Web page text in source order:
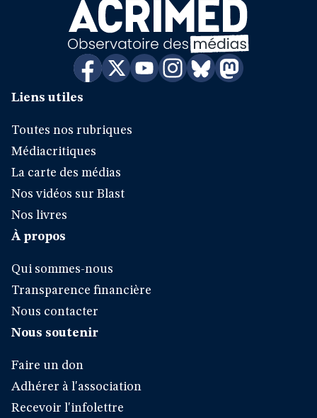
Liens utiles
Toutes nos rubriques
Médiacritiques
La carte des médias
Nos vidéos sur Blast
Nos livres
À propos
Qui sommes-nous
Transparence financière
Nous contacter
Nous soutenir
Faire un don
Adhérer à l'association
Recevoir l'infolettre